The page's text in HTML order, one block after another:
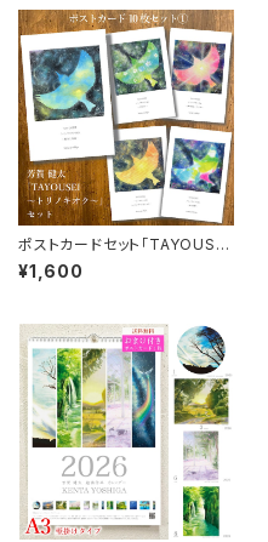
ポストカードセット「TAYOUSEI
～トリノキオク～」（10枚入り）
¥1,600